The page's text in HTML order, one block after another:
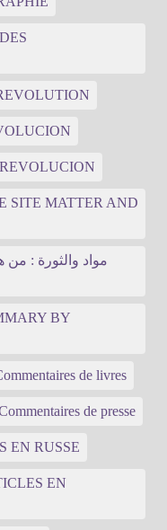
SITE MATTER AND
BY
de livres
de presse
EN RUSSE
EN